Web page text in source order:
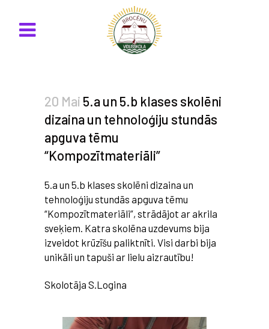
20 Mai 5.a un 5.b klases skolēni
dizaina un tehnoloģiju stundās
apguva tēmu
“Kompozītmateriāli”
5.a un 5.b klases skolēni dizaina un
tehnoloģiju stundās apguva tēmu
“Kompozītmateriāli”, strādājot ar akrila
sveķiem. Katra skolēna uzdevums bija
izveidot krūzīšu paliktnīti. Visi darbi bija
unikāli un tapuši ar lielu aizrautību!
Skolotāja S.Logina